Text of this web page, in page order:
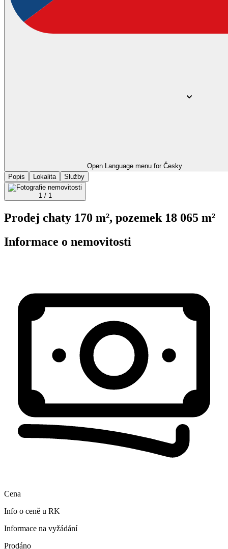
Open Language menu for Česky
Popis
Lokalita Služby
1 / 1
Prodej chaty 170 m², pozemek 18 065 m²
Informace o nemovitosti
Cena
Info o ceně u RK
Informace na vyžádání
Prodáno